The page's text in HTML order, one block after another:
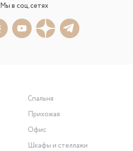
Мы в соц.сетях
Спальня
Прихожая
Офис
Шкафы и стеллажи